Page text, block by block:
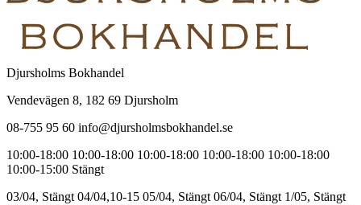
Djursholms Bokhandel
Vendevägen 8, 182 69 Djursholm
08-755 95 60 info@djursholmsbokhandel.se
10:00-18:00 10:00-18:00 10:00-18:00 10:00-18:00 10:00-18:00
10:00-15:00 Stängt
03/04, Stängt 04/04,10-15 05/04, Stängt 06/04, Stängt 1/05, Stängt